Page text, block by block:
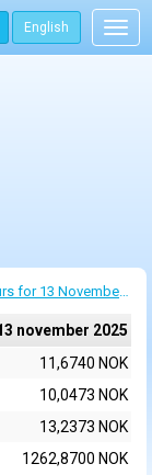
English
for 13 November 2025
november 2025
11,6740 NOK
10,0473 NOK
13,2373 NOK
1262,8700 NOK